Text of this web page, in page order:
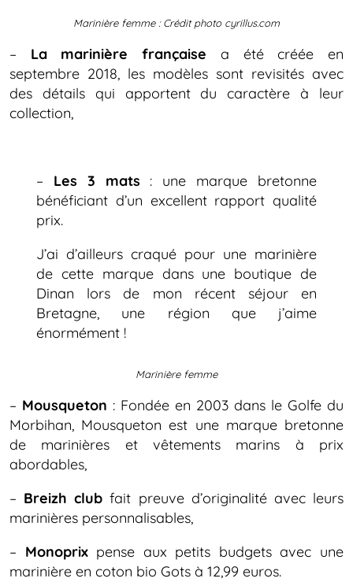
Marinière femme : Crédit photo cyrillus.com
– La marinière française a été créée en
septembre 2018, les modèles sont revisités avec
des détails qui apportent du caractère à leur
collection,
– Les 3 mats : une marque bretonne
bénéficiant d’un excellent rapport qualité
prix.
J’ai d’ailleurs craqué pour une marinière
de cette marque dans une boutique de
Dinan lors de mon récent séjour en
Bretagne, une région que j’aime
énormément !
Marinière femme
– Mousqueton : Fondée en 2003 dans le Golfe du
Morbihan, Mousqueton est une marque bretonne
de marinières et vêtements marins à prix
abordables,
– Breizh club fait preuve d’originalité avec leurs
marinières personnalisables,
– Monoprixpense aux petits budgets avec une
marinière en coton bio Gots à 12,99 euros.